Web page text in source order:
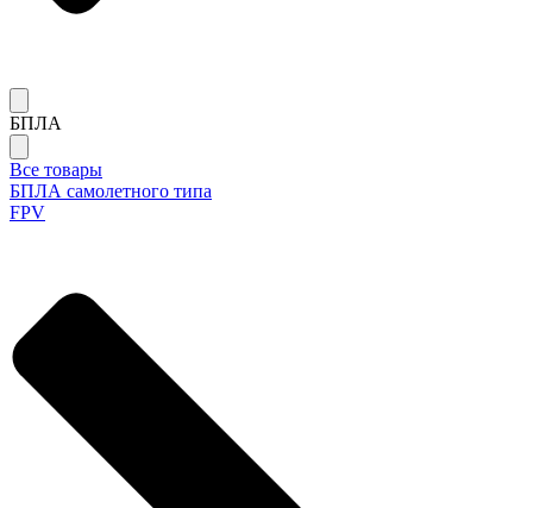
БПЛА
Все товары
БПЛА самолетного типа
FPV